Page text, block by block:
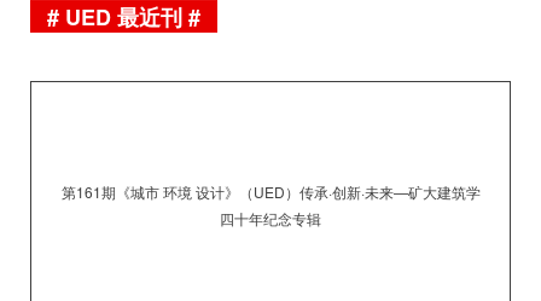
# UED 最近刊 #
第161期《城市 环境 设计》（UED） 传承·创新·未来—矿大建筑学
四十年纪念专辑